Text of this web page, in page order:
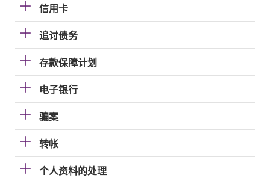
信用卡
追讨债务
存款保障计划
电子银行
骗案
转帐
个人资料的处理